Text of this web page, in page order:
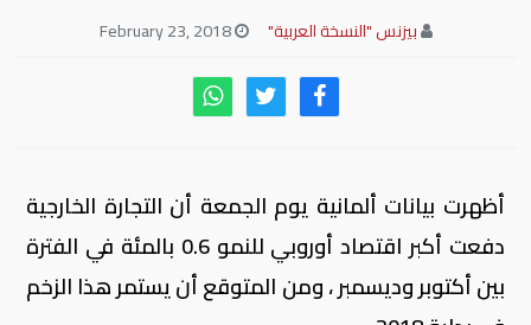
بيزنس "النسخة العربية"
February 23, 2018
أظهرت بيانات ألمانية يوم الجمعة أن التجارة الخارجية
دفعت أكبر اقتصاد أوروبي للنمو 0.6 بالمئة في الفترة
بين أكتوبر وديسمبر ، ومن المتوقع أن يستمر هذا الزخم